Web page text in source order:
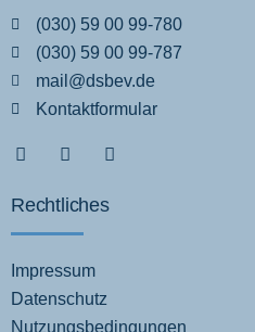
(030) 59 00 99-780
(030) 59 00 99-787
mail@dsbev.de
Kontaktformular
Rechtliches
Impressum
Datenschutz
Nutzungsbedingungen